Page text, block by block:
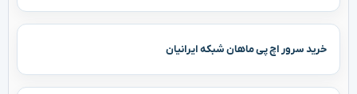
خرید سرور اچ پی ماهان شبکه ایرانیان